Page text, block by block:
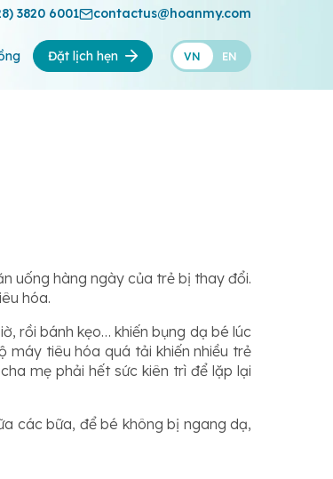
3820 6001 contactus@hoanmy.com
Đặt lịch hẹn VN EN
uống hàng ngày của trẻ bị thay đổi.
hóa.
rồi bánh kẹo… khiến bụng dạ bé lúc
máy tiêu hóa quá tải khiến nhiều trẻ
mẹ phải hết sức kiên trì để lặp lại
các bữa, để bé không bị ngang dạ,